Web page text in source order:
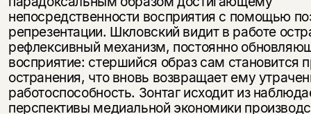
непосредственности восприятия с помощью
репрезентации. Шкловский видит в работе
рефлексивный механизм, постоянно
восприятие: стер­шийся образ сам становится
остранения, что вновь возвращает ему
работоспособность. Зонтаг исходит из
пер­спективы медиальной экономики
подписаться
подписаться
да
нет, вернуться назад